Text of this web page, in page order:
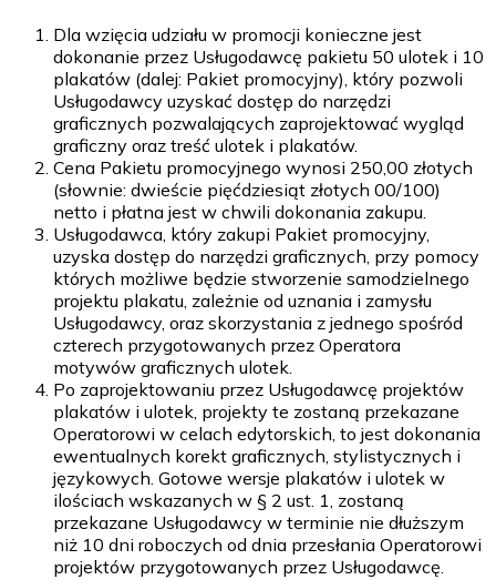
Dla wzięcia udziału w promocji konieczne jest
dokonanie przez Usługodawcę pakietu 50 ulotek i 10
plakatów (dalej: Pakiet promocyjny), który pozwoli
Usługodawcy uzyskać dostęp do narzędzi
graficznych pozwalających zaprojektować wygląd
graficzny oraz treść ulotek i plakatów.
Cena Pakietu promocyjnego wynosi 250,00 złotych
(słownie: dwieście pięćdziesiąt złotych 00/100)
netto i płatna jest w chwili dokonania zakupu.
Usługodawca, który zakupi Pakiet promocyjny,
uzyska dostęp do narzędzi graficznych, przy pomocy
których możliwe będzie stworzenie samodzielnego
projektu plakatu, zależnie od uznania i zamysłu
Usługodawcy, oraz skorzystania z jednego spośród
czterech przygotowanych przez Operatora
motywów graficznych ulotek.
Po zaprojektowaniu przez Usługodawcę projektów
plakatów i ulotek, projekty te zostaną przekazane
Operatorowi w celach edytorskich, to jest dokonania
ewentualnych korekt graficznych, stylistycznych i
językowych. Gotowe wersje plakatów i ulotek w
ilościach wskazanych w § 2 ust. 1, zostaną
przekazane Usługodawcy w terminie nie dłuższym
niż 10 dni roboczych od dnia przesłania Operatorowi
projektów przygotowanych przez Usługodawcę.